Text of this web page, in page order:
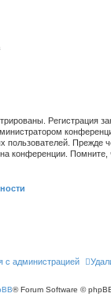
Регистрация
пользователей. Прежде
конференции.
с администрацией
® Forum Software ©